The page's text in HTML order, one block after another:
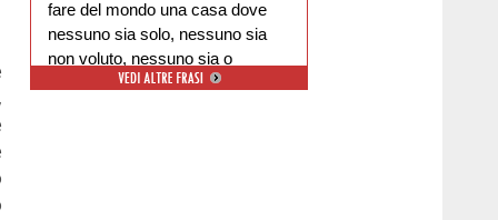
fare del mondo una casa dove
nessuno sia solo, nessuno sia
non voluto, nessuno sia o